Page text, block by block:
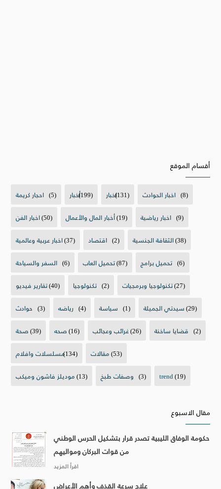
أقسام الموقع
احجار كريمة (5) أخبار(199) اخبار(131) اخبار الحوادث (8)
اخبار الفن(50) أخبار المال والأعمال(19) اخبار رياضية (9)
اخبار عربية وعالمية(37) اقتصاد (2) الثقافة الجنسية(38)
السفر والسياحة (6) تحميل العاب(87) تحميل برامج (6)
تقارير فيديو(40) تكنولوجيا (2) تكنولوجيا وبرمجيات(27)
حوادث (3) رياضه (4) سياسة (1) سيدتي الجميلة(29)
صحة(39) صحه(16) غرائب وعجائب(26) قضايا ساخنة (2)
مسلسلات وافلام(134) مقالات(53)
موديلز فاشون وميكب(13) وصفات طبخ (3) trend(19)
مقال الاسبوع
حكومة الوفاق الليبية تصدر قرار بتشكيل الحرس الوطني
من قوات البركان ومواليهم
علاج سرعة القذف وأهم الأعراض